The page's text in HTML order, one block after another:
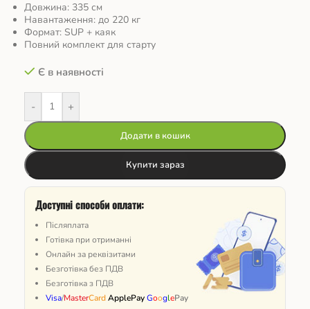
Довжина: 335 см
Навантаження: до 220 кг
Формат: SUP + каяк
Повний комплект для старту
Є в наявності
- +
Додати в кошик
Купити зараз
Доступні способи оплати:
Післяплата
Готівка при отриманні
Онлайн за реквізитами
Безготівка без ПДВ
Безготівка з ПДВ
Visa/MasterCardApplePayGooglePay